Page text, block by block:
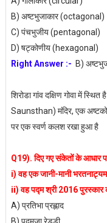
B) अष्टभुजाकार (octagonal)
C) पंचभुजीय (pentagonal)
D) षट्कोणीय (hexagonal)
Right Answer :- B)
शिरोडा गांव दक्षिण गोवा में
Saunsthan) मंदिर, एक
पर एक स्वर्ण कलश रखा हुआ है
Q19). दिए गए संकेतों के आधार
i) वह एक जानी-मानी
ii) वह पद्म श्री 2016 पुरस्कार
A) प्रतिभा प्रह्लाद